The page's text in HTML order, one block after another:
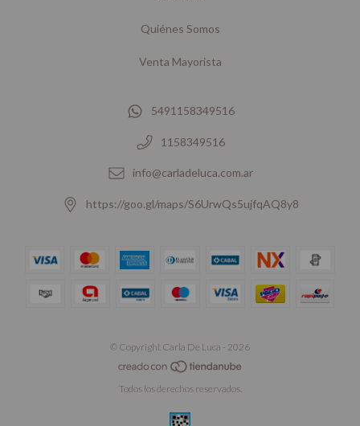
Quiénes Somos
Venta Mayorista
5491158349516
1158349516
info@carladeluca.com.ar
https://goo.gl/maps/S6UrwQs5ujfqAQ8y8
© Copyright Carla De Luca - 2026
Todos los derechos reservados.